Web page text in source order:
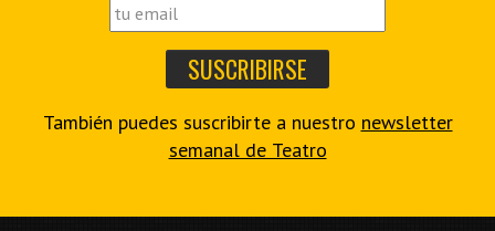
También puedes suscribirte a nuestro newsletter
semanal de Teatro